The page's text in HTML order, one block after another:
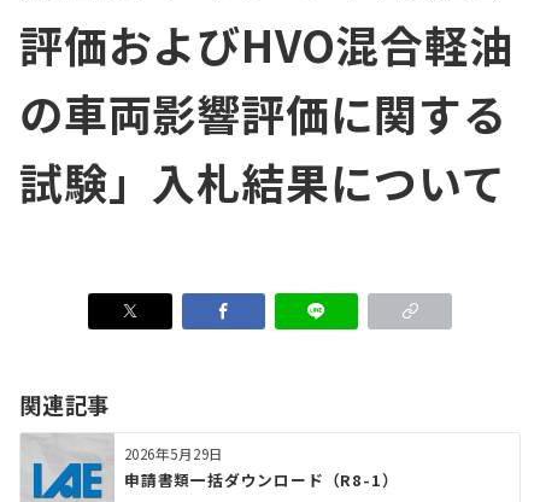
評価およびHVO混合軽油
の車両影響評価に関する
試験」入札結果について
関連記事
2026年5月29日
申請書類一括ダウンロード（R8-1）